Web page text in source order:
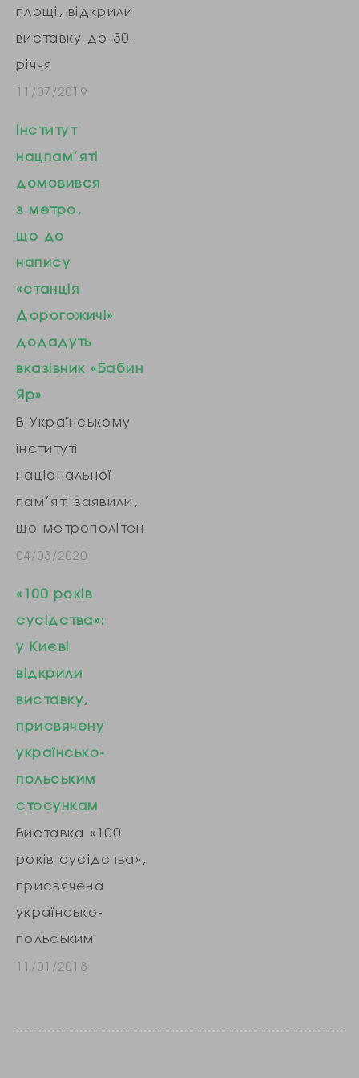
площі, відкрили
виставку до 30-
річчя
демократичних
Європі. Про це
повідомляє
кореспондент
Радіо Свобода.
Двадцять банерів
виставки
розповідають про
події, які
відбувались у той
Центрально-
східній Європі,
серед іншого, у
Грузії, Литві,
Молдові, Польщі,
Українці, Чехії,
НДР (Німецькій
Демократичній
Республіці). Як
зазначив
заступник…
11/07/2019
Інститут
нацпам’яті
домовився
з метро,
що до
напису
«станція
Дорогожичі»
додадуть
вказівник «Бабин
Яр»
В Українському
інституті
національної
пам’яті заявили,
що метрополітен
у Києві
пасажирів про
заповідник «Бабин
Яр»,
розташований
біля станції
«Дорогожичі». «У
відповідь на
Українського
національної
пам’яті КП
«Київський
доповнить
покажчики у
04/03/2020
«100 років
сусідства»:
у Києві
відкрили
виставку,
присвячену
українсько-
польським
стосункам
Виставка «100
років сусідства»,
присвячена
українсько-
польським
відносинам,
11/01/2018